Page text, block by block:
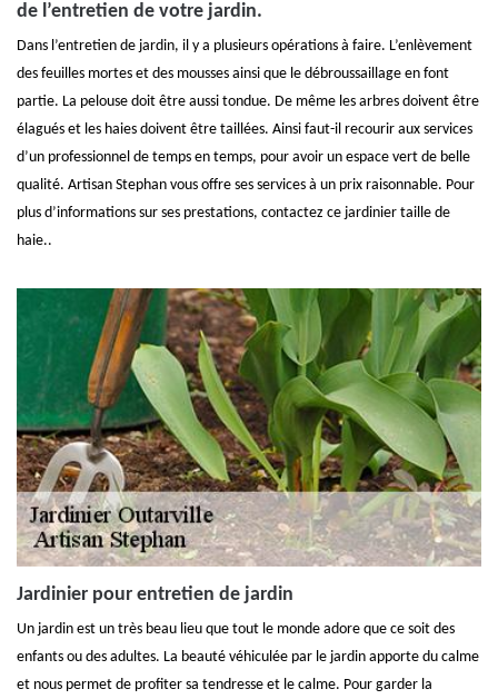
de l’entretien de votre jardin.
Dans l’entretien de jardin, il y a plusieurs opérations à faire. L’enlèvement
des feuilles mortes et des mousses ainsi que le débroussaillage en font
partie. La pelouse doit être aussi tondue. De même les arbres doivent être
élagués et les haies doivent être taillées. Ainsi faut-il recourir aux services
d’un professionnel de temps en temps, pour avoir un espace vert de belle
qualité. Artisan Stephan vous offre ses services à un prix raisonnable. Pour
plus d’informations sur ses prestations, contactez ce jardinier taille de
haie..
Jardinier pour entretien de jardin
Un jardin est un très beau lieu que tout le monde adore que ce soit des
enfants ou des adultes. La beauté véhiculée par le jardin apporte du calme
et nous permet de profiter sa tendresse et le calme. Pour garder la